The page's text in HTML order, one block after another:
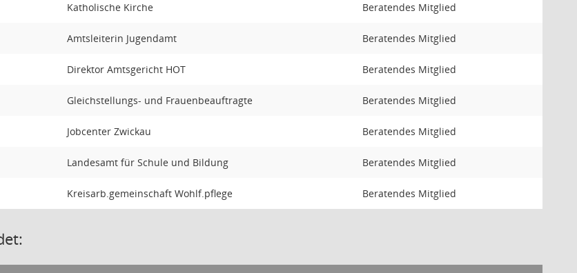
Katholische Kirche Beratendes Mitglied
Amtsleiterin Jugendamt Beratendes Mitglied
Direktor Amtsgericht HOT Beratendes Mitglied
Gleichstellungs- und Frauenbeauftragte Beratendes Mitglied
Jobcenter Zwickau Beratendes Mitglied
Landesamt für Schule und Bildung Beratendes Mitglied
Kreisarb.gemeinschaft Wohlf.pflege Beratendes Mitglied